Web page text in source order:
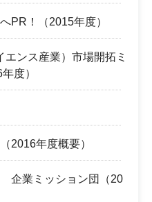
PR！（2015年度）
ンス産業）市場開拓ミ
度）
2016年度概要）
企業ミッション団（20